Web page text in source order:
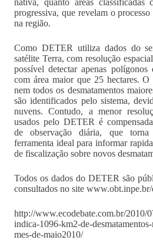
nativa, quanto áreas classificadas
progressiva, que revelam o processo
na região.
Como DETER utiliza dados do
satélite Terra, com resolução
possível detectar apenas polígonos
com área maior que 25 hectares.
nem todos os desmatamentos
são identificados pelo sistema,
nuvens. Contudo, a menor
usados pelo DETER é
de observação diária, que
ferramenta ideal para informar
de fiscalização sobre novos
Todos os dados do DETER são
consultados no site www.obt.inpe.br/
http://www.ecodebate.com.br/2010/
indica-1096-km2-de-
mes-de-maio2010/